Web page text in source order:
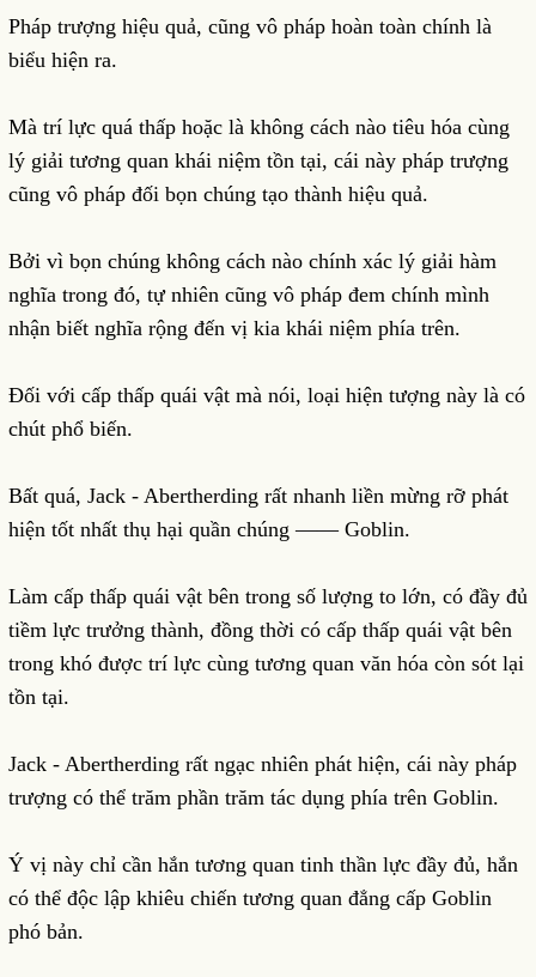
Pháp trượng hiệu quả, cũng vô pháp hoàn toàn chính là
biểu hiện ra.
Mà trí lực quá thấp hoặc là không cách nào tiêu hóa cùng
lý giải tương quan khái niệm tồn tại, cái này pháp trượng
cũng vô pháp đối bọn chúng tạo thành hiệu quả.
Bởi vì bọn chúng không cách nào chính xác lý giải hàm
nghĩa trong đó, tự nhiên cũng vô pháp đem chính mình
nhận biết nghĩa rộng đến vị kia khái niệm phía trên.
Đối với cấp thấp quái vật mà nói, loại hiện tượng này là có
chút phổ biến.
Bất quá, Jack - Abertherding rất nhanh liền mừng rỡ phát
hiện tốt nhất thụ hại quần chúng —— Goblin.
Làm cấp thấp quái vật bên trong số lượng to lớn, có đầy đủ
tiềm lực trưởng thành, đồng thời có cấp thấp quái vật bên
trong khó được trí lực cùng tương quan văn hóa còn sót lại
tồn tại.
Jack - Abertherding rất ngạc nhiên phát hiện, cái này pháp
trượng có thể trăm phần trăm tác dụng phía trên Goblin.
Ý vị này chỉ cần hắn tương quan tinh thần lực đầy đủ, hắn
có thể độc lập khiêu chiến tương quan đẳng cấp Goblin
phó bản.